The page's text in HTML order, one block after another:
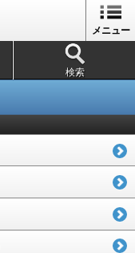
メニュー
検索